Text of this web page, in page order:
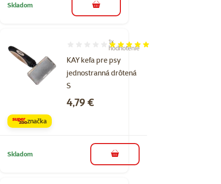
Skladom do košíka
KAY kefa pre psy
jednostranná drôtená
S
Hodnotenie 100%, počet hodnotení: 1
1×
hodnotenie
Cena
4,79 €
značka
Skladom do košíka